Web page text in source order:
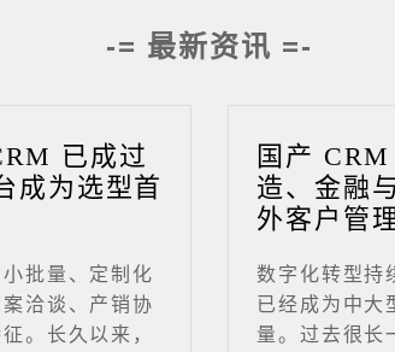
-= 最新资讯 =-
已成过
成为选型首
批量、定制化
洽谈、产销协
。长久以来，
国产
造、金融
外客户管
数字化转型持
已经成为中大
量。过去很长